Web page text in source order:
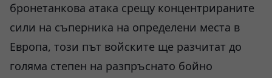
бронетанкова атака срещу концентрираните
сили на съперника на определени места в
Европа, този път войските ще разчитат до
голяма степен на разпръснато бойно